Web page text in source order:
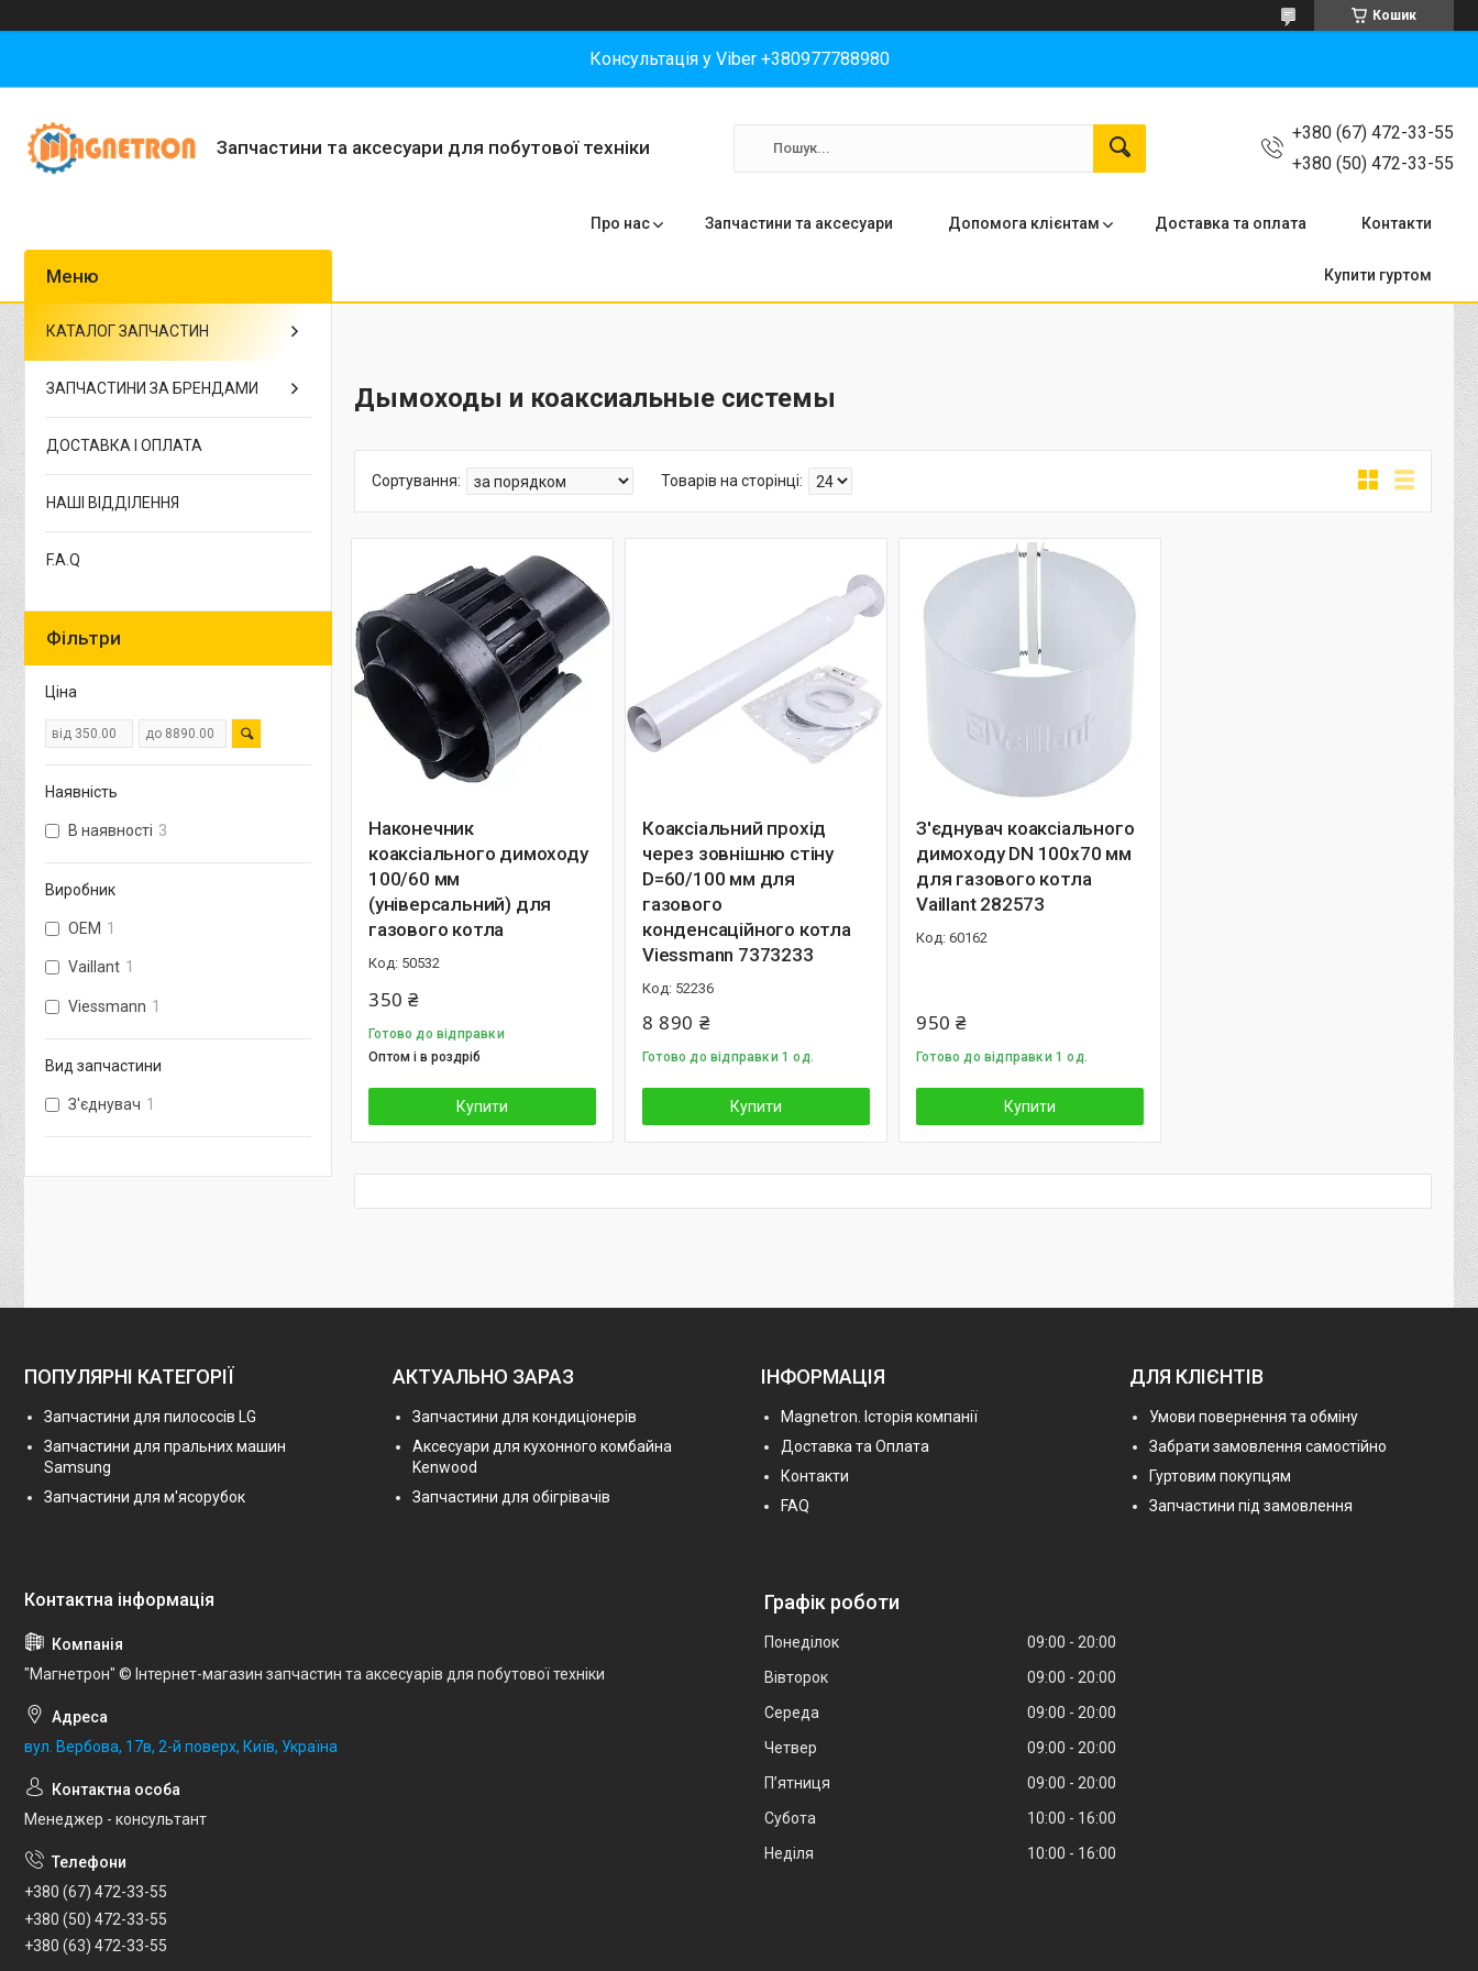
Кошик
Консультація у Viber +380977788980
Запчастини та аксесуари для побутової техніки
+380 (67) 472-33-55
+380 (50) 472-33-55
Про нас Запчастини та аксесуари Допомога клієнтам Доставка та оплата Контакти
Купити гуртом
Дымоходы и коаксиальные системы
Наконечник
коаксіального димоходу
100/60 мм
(універсальний) для
газового котла
50532
350 ₴
Готово до відправки
Оптом і в роздріб
Купити
Коаксіальний прохід
через зовнішню стіну
D=60/100 мм для
газового
конденсаційного котла
Viessmann 7373233
52236
8 890 ₴
Готово до відправки 1 од.
Купити
З'єднувач коаксіального
димоходу DN 100x70 мм
для газового котла
Vaillant 282573
60162
950 ₴
Готово до відправки 1 од.
Купити
КАТАЛОГ ЗАПЧАСТИН
ЗАПЧАСТИНИ ЗА БРЕНДАМИ
ДОСТАВКА І ОПЛАТА
НАШІ ВІДДІЛЕННЯ
F.A.Q
Фільтри
Ціна
Наявність
В наявності 3
Виробник
OEM 1
Vaillant 1
Viessmann 1
Вид запчастини
З'єднувач 1
ПОПУЛЯРНІ КАТЕГОРІЇ
Запчастини для пилососів LG
Запчастини для пральних машин
Samsung
Запчастини для м'ясорубок
АКТУАЛЬНО ЗАРАЗ
Запчастини для кондиціонерів
Аксесуари для кухонного комбайна
Kenwood
Запчастини для обігрівачів
ІНФОРМАЦІЯ
Magnetron. Історія компанії
Доставка та Оплата
Контакти
FAQ
ДЛЯ КЛІЄНТІВ
Умови повернення та обміну
Забрати замовлення самостійно
Гуртовим покупцям
Запчастини під замовлення
"Магнетрон" © Інтернет-магазин запчастин та аксесуарів для побутової техніки
вул. Вербова, 17в, 2-й поверх, Київ, Україна
Менеджер - консультант
+380 (67) 472-33-55
+380 (50) 472-33-55
+380 (63) 472-33-55
Графік роботи
Понеділок 09:00
20:00
Вівторок
09:00
20:00
Середа
09:00
20:00
Четвер
09:00
20:00
Пʼятниця
09:00
20:00
Субота
10:00
16:00
Неділя
10:00 16:00